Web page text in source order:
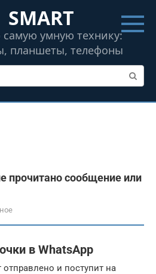
SMART
самую умную технику:
планшеты, телефоны
прочитано сообщение или
в WhatsApp
и поступит на